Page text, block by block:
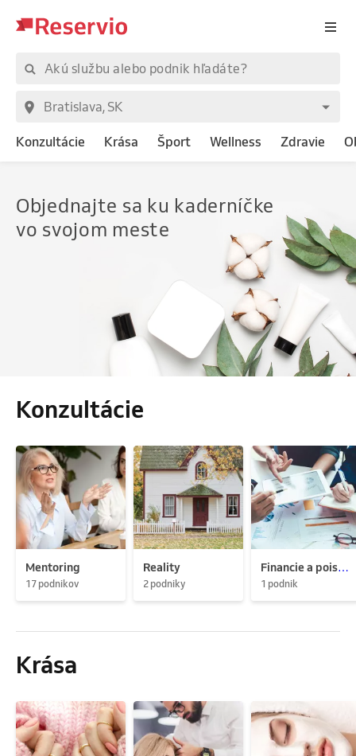
Konzultácie Krása Šport Wellness Zdravie
Objednajte sa ku kaderníčke
vo svojom meste
Konzultácie
Mentoring
17 podnikov
Reality
2 podniky
Financie a poistenie
1 podnik
Krása